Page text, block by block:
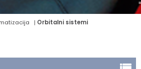
Orbitalni sistemi